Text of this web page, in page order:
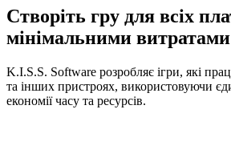
Створіть гру для всіх
мінімальними
K.I.S.S. Software розробляє ігри, які
та інших пристроях, використовуючи
економії часу та ресурсів.